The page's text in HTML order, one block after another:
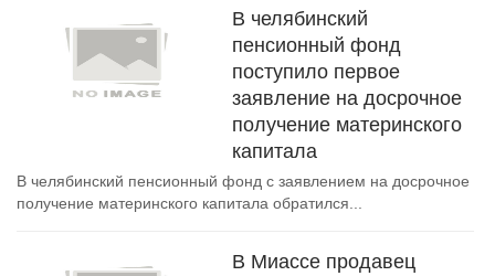
В челябинский
пенсионный фонд
поступило первое
заявление на досрочное
получение материнского
капитала
В челябинский пенсионный фонд с заявлением на досрочное
получение материнского капитала обратился...
В Миассе продавец